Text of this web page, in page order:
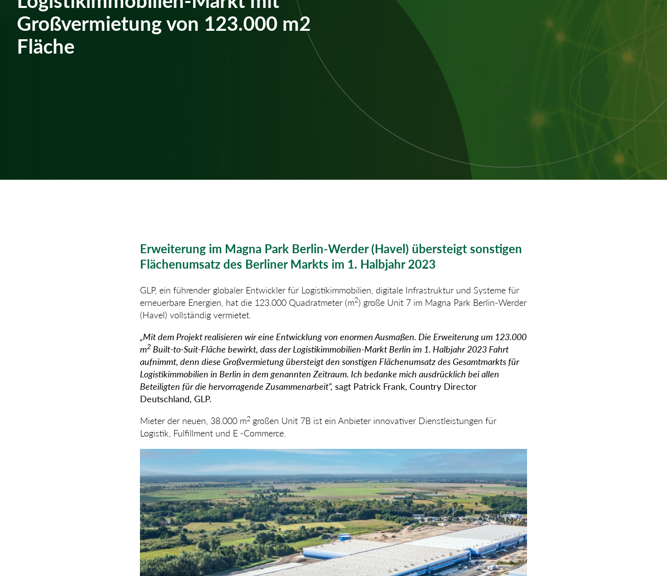
Großvermietung von 123.000 m2
Fläche
Erweiterung im Magna Park Berlin-Werder (Havel) übersteigtsonstigen
Flächenumsatz des Berliner Markts im 1. Halbjahr 2023
GLP, ein führender globaler Entwickler für Logistik­immobilien, digitale Infrastruktur und Systeme für
erneuerbare Energien, hat die 123.000 Quadrat­meter (m2) große Unit 7 im Magna Park Berlin-Werder
(Havel) vollständig vermietet.
„Mit dem Projekt realisieren wir eine Entwicklung von enormen Ausmaßen. Die Erweiterung um 123.000
m2 Built-to-Suit-Fläche bewirkt, dass der Logistikimmobilien-Markt Berlin im 1. Halbjahr 2023 Fahrt
aufnimmt, denn diese Großvermietung übersteigt den sonstigen Flächenumsatz des Gesamtmarkts für
Logistikimmobilien in Berlin in dem genannten Zeitraum. Ich bedanke mich ausdrücklich bei allen
Beteiligten für die hervorragende Zusammenarbeit“, sagt Patrick Frank, Country Director
Deutschland, GLP.
Mieter der neuen, 38.000 m2 großen Unit 7B ist ein Anbieter innovativer Dienst­leistungen für
Logistik, Fulfillment und E -Commerce.